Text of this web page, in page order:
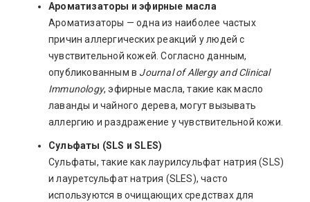
Ароматизаторы и эфирные масла
Ароматизаторы — одна из наиболее частых
причин аллергических реакций у людей с
чувствительной кожей. Согласно данным,
опубликованным в Journal of Allergy and Clinical
Immunology, эфирные масла, такие как масло
лаванды и чайного дерева, могут вызывать
аллергию и раздражение у чувствительной кожи.
Сульфаты (SLS и SLES)
Сульфаты, такие как лаурилсульфат натрия (SLS)
и лауретсульфат натрия (SLES), часто
используются в очищающих средствах для